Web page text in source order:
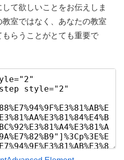
て欲しいことをお伝えしま
室ではなく、あなたの教室
らうことがとても重要で